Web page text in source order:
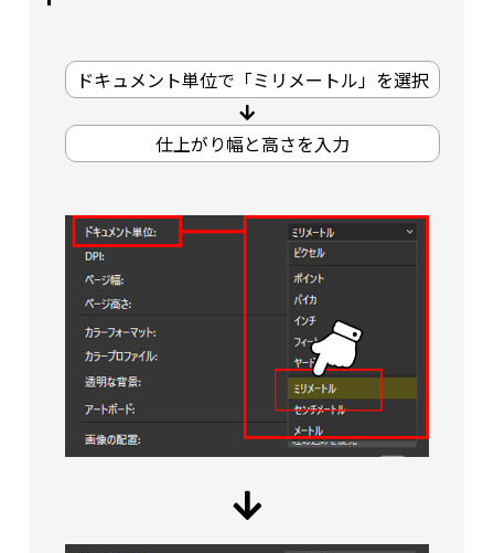
ドキュメント単位で「ミリメートル」を選択
仕上がり幅と高さを入力